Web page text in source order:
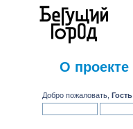
О проекте
Добро пожаловать,Гость